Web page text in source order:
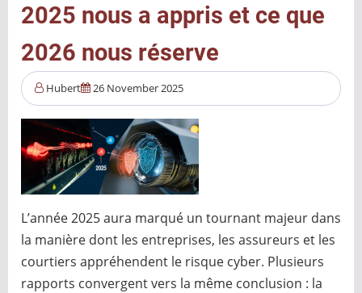
enjeux,
et
arbitrages
opérationnels
2025 nous a appris et ce que
2026 nous réserve
Hubert 26 November 2025
L’année 2025 aura marqué un tournant majeur dans
la manière dont les entreprises, les assureurs et les
courtiers appréhendent le risque cyber. Plusieurs
rapports convergent vers la même conclusion : la